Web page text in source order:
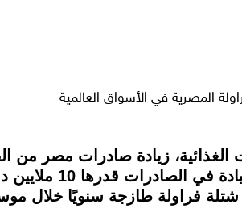
المصرية في الأسواق العالمية
زيادة صادرات مصر من
الفراولة عالميًا، حيث تصدر مصر 4 ملايين شتلة